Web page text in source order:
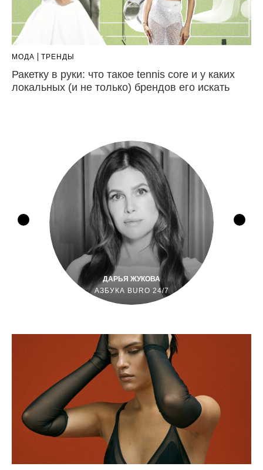
МОДА ТРЕНДЫ
Ракетку в руки: что такое tennis core и у каких
локальных (и не только) брендов его искать
ДАРЬЯ ЖУКОВА
АЗБУКА BURO 24/7